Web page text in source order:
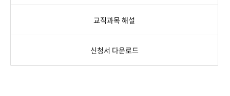
교직과목 해설
신청서 다운로드